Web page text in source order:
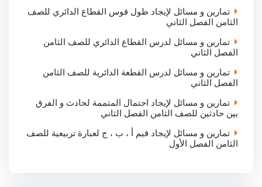
تمارين و مسائل لإيجاد طول قوس القطاع الدائري للصف
الثامن الفصل الثاني
تمارين و مسائل لدرس القطاع الدائري للصف الثامن
الفصل الثاني
تمارين و مسائل لدرس القطعة الدائرية للصف الثامن
الفصل الثاني
تمارين و مسائل لإيجاد احتمال المتممة لحادث و الفرق
بين حادثين للصف الثامن الفصل الثاني
تمارين و مسائل لإيجاد قيم أ ، ب ، ج لعبارة تربيعية للصف
الثامن الفصل الأول